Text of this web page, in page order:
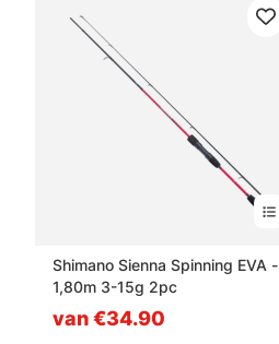
Shimano Sienna Spinning EVA -
1,80m 3-15g 2pc
van €34.90